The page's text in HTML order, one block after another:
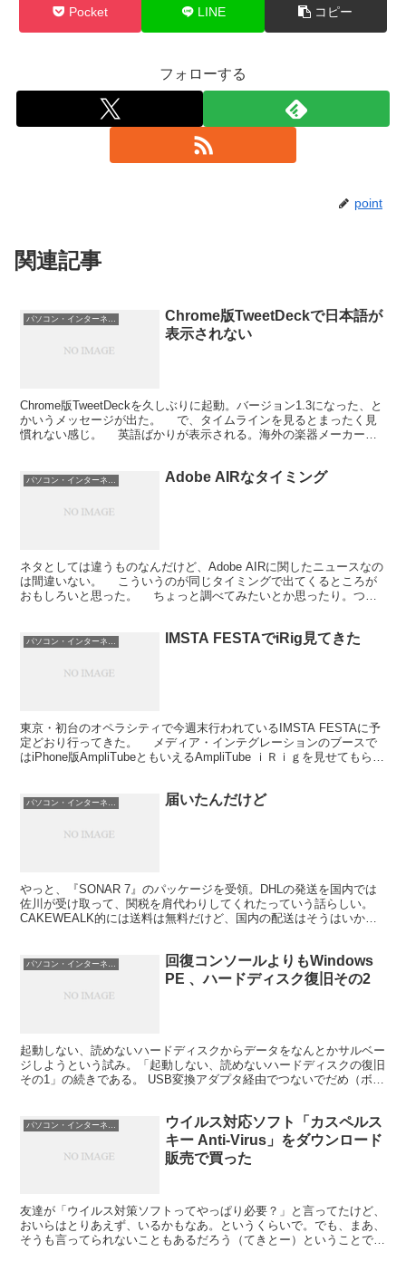
Pocket LINE コピー
フォローする
point
関連記事
パソコン・インターネット
Chrome版TweetDeckで日本語が
表示されない
Chrome版TweetDeckを久しぶりに起動。バージョン1.3になった、と
かいうメッセージが出た。 で、タイムラインを見るとまったく見
慣れない感じ。 英語ばかりが表示される。海外の楽器メーカーと
パソコン・インターネット Adobe AIRなタイミング
ネタとしては違うものなんだけど、Adobe AIRに関したニュースなの
は間違いない。 こういうのが同じタイミングで出てくるところが
おもしろいと思った。 ちょっと調べてみたいとか思ったり。つっ
パソコン・インターネット IMSTA FESTAでiRig見てきた
東京・初台のオペラシティで今週末行われているIMSTA FESTAに予
定どおり行ってきた。 メディア・インテグレーションのブースで
はiPhone版AmpliTubeともいえるAmpliTube ｉＲｉｇを見せてもらえ
届いたんだけど
やっと、『SONAR 7』のパッケージを受領。DHLの発送を国内では
佐川が受け取って、関税を肩代わりしてくれたっていう話らしい。
CAKEWEALK的には送料は無料だけど、国内の配送はそうはいかな
回復コンソールよりもWindows
PE 、ハードディスク復旧その2
起動しない、読めないハードディスクからデータをなんとかサルベー
ジしようという試み。「起動しない、読めないハードディスクの復旧
その1」の続きである。 USB変換アダプタ経由でつないでだめ（ボリ
ウイルス対応ソフト「カスペルス
キー Anti-Virus」をダウンロード
販売で買った
友達が「ウイルス対策ソフトってやっぱり必要？」と言ってたけど、
おいらはとりあえず、いるかもなあ。というくらいで。でも、まあ、
そうも言ってられないこともあるだろう（てきとー）ということで、